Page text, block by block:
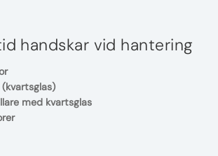
handskar vid hantering
med kvartsglas